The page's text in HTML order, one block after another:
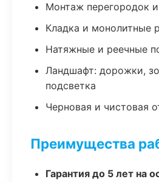
Монтаж перегородок и
Кладка и монолитные
Натяжные и реечные
Ландшафт: дорожки,
подсветка
Черновая и чистовая
Преимущества
Гарантия до 5 лет на